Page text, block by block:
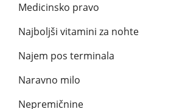
Medicinsko pravo
Najboljši vitamini za nohte
Najem pos terminala
Naravno milo
Nepremičnine